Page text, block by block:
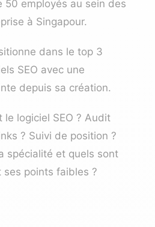
50 employés au sein des
à Singapour.
dans le top 3
SEO avec une
depuis sa création.
le logiciel SEO ? Audit
? Suivi de position ?
spécialité et quels sont
points faibles ?